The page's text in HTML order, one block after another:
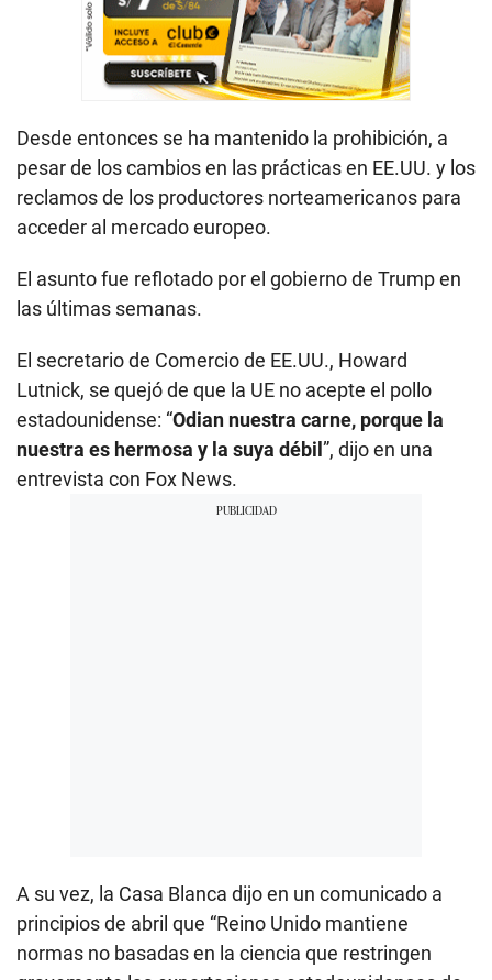
Desde entonces se ha mantenido la prohibición, a
pesar de los cambios en las prácticas en EE.UU. y los
reclamos de los productores norteamericanos para
acceder al mercado europeo.
El asunto fue reflotado por el gobierno de Trump en
las últimas semanas.
El secretario de Comercio de EE.UU., Howard
Lutnick, se quejó de que la UE no acepte el pollo
estadounidense: “Odian nuestra carne, porque la
nuestra es hermosa y la suya débil”, dijo en una
entrevista con Fox News.
A su vez, la Casa Blanca dijo en un comunicado a
principios de abril que “Reino Unido mantiene
normas no basadas en la ciencia que restringen